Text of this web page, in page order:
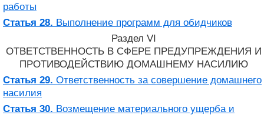
работы
Статья 28. Выполнение программ для обидчиков
Раздел VI
ОТВЕТСТВЕННОСТЬ В СФЕРЕ ПРЕДУПРЕЖДЕНИЯ И
ПРОТИВОДЕЙСТВИЮ ДОМАШНЕМУ НАСИЛИЮ
Статья 29. Ответственность за совершение домашнего
насилия
Статья 30. Возмещение материального ущерба и